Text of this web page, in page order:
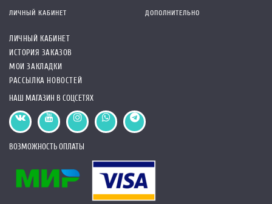
ЛИЧНЫЙ КАБИНЕТ
ЛИЧНЫЙ КАБИНЕТ
ИСТОРИЯ ЗАКАЗОВ
МОИ ЗАКЛАДКИ
РАССЫЛКА НОВОСТЕЙ
ДОПОЛНИТЕЛЬНО
НАШ МАГАЗИН В СОЦСЕТЯХ
ВОЗМОЖНОСТЬ ОПЛАТЫ